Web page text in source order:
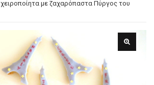
με ζαχαρόπαστα Πύργος του